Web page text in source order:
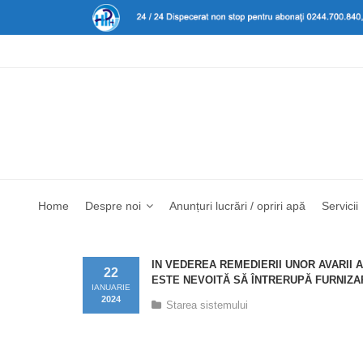
Home Despre noi Anunțuri lucrări / opriri apă Servicii
IN VEDEREA REMEDIERII UNOR AVARII
ESTE NEVOITĂ SĂ ÎNTRERUPĂ
22
IANUARIE
2024 Starea sistemului